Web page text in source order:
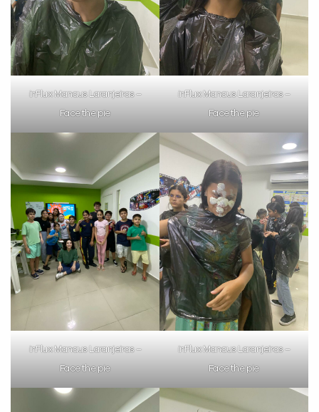
inFlux Manaus Laranjeiras –
Face the pie
inFlux Manaus Laranjeiras –
Face the pie
inFlux Manaus Laranjeiras –
Face the pie
inFlux Manaus Laranjeiras –
Face the pie